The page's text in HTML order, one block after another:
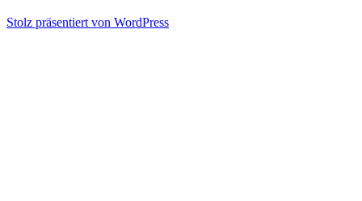
Stolz präsentiert von WordPress